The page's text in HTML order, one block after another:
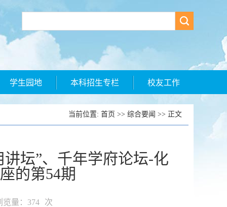
学生园地 本科招生专栏 校友工作
当前位置: 首页 >> 综合要闻 >> 正文
坛”、千年学府论坛-化
的第54期
量： 374 次